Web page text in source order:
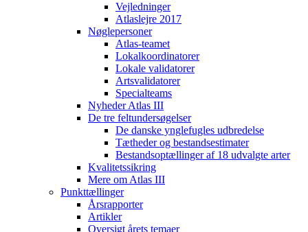
Vejledninger
Atlaslejre 2017
Nøglepersoner
Atlas-teamet
Lokalkoordinatorer
Lokale validatorer
Artsvalidatorer
Specialteams
Nyheder Atlas III
De tre feltundersøgelser
De danske ynglefugles udbredelse
Tætheder og bestandsestimater
Bestandsoptællinger af 18 udvalgte arter
Kvalitetssikring
Mere om Atlas III
Punkttællinger
Årsrapporter
Artikler
Oversigt årets temaer